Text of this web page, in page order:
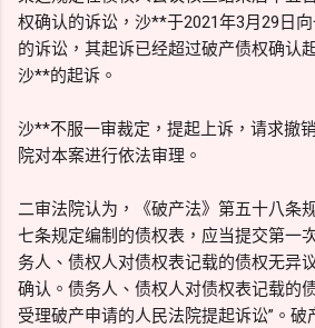
权确认的诉讼，沙**于2021年3月29日
的诉讼，其起诉已经超过破产债权确认
沙**的起诉。
沙**不服一审裁定，提起上诉，请求撤
院对本案进行依法审理。
二审法院认为，《破产法》第五十八条
七条规定编制的债权表，应当提交第一
务人、债权人对债权表记载的债权无异
确认。债务人、债权人对债权表记载的
受理破产申请的人民法院提起诉讼”。